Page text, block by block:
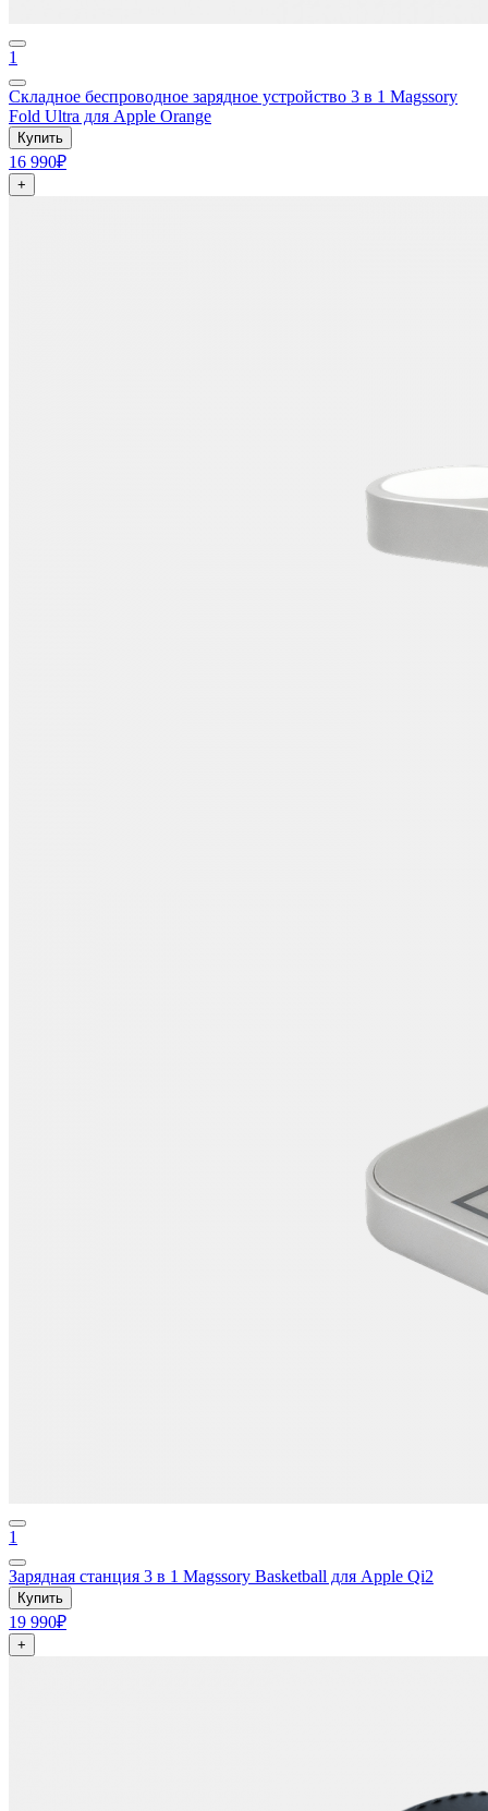
1
Складное беспроводное зарядное устройство 3 в 1 Magssory
Fold Ultra для Apple Orange
Купить
16 990₽
+
1
Зарядная станция 3 в 1 Magssory Basketball для Apple Qi2
Купить
19 990₽
+